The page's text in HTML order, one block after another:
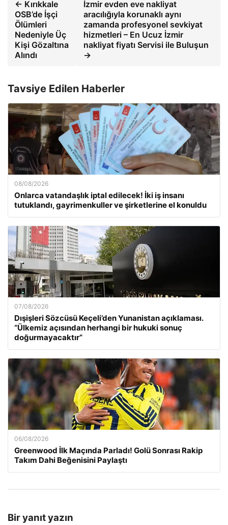
← Kırıkkale
OSB’de İşçi
Ölümleri
Nedeniyle Üç
Kişi Gözaltına
Alındı
İzmir evden eve nakliyat
aracılığıyla korunaklı aynı
zamanda profesyonel sevkiyat
hizmetleri – En Ucuz İzmir
nakliyat fiyatı Servisi ile Buluşun
→
Tavsiye Edilen Haberler
08/08/2026
Onlarca vatandaşlık iptal edilecek! İki iş insanı
tutuklandı, gayrimenkuller ve şirketlerine el konuldu
07/08/2026
Dışişleri Sözcüsü Keçeli’den Yunanistan açıklaması.
“Ülkemiz açısından herhangi bir hukuki sonuç
doğurmayacaktır”
06/08/2026
Greenwood İlk Maçında Parladı! Golü Sonrası Rakip
Takım Dahi Beğenisini Paylaştı
Bir yanıt yazın